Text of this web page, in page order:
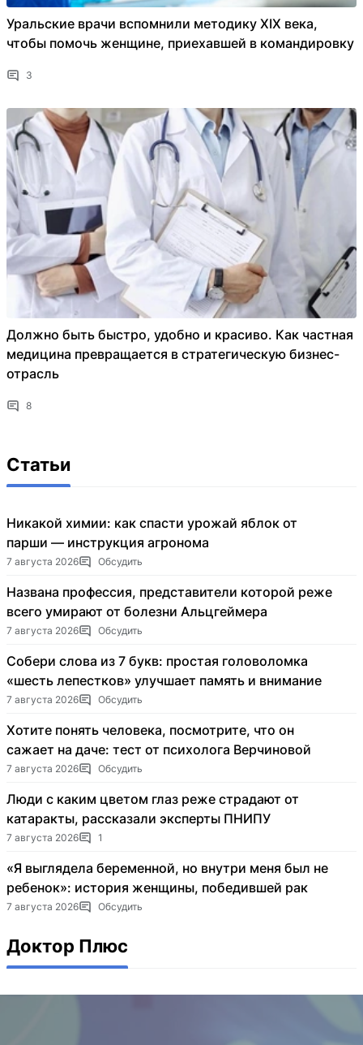
Уральские врачи вспомнили методику XIX века,
чтобы помочь женщине, приехавшей в командировку
3
Должно быть быстро, удобно и красиво. Как частная
медицина превращается в стратегическую бизнес-
отрасль
8
Статьи
Никакой химии: как спасти урожай яблок от
парши — инструкция агронома
7 августа 2026 Обсудить
Названа профессия, представители которой реже
всего умирают от болезни Альцгеймера
7 августа 2026 Обсудить
Собери слова из 7 букв: простая головоломка
«шесть лепестков» улучшает память и внимание
7 августа 2026 Обсудить
Хотите понять человека, посмотрите, что он
сажает на даче: тест от психолога Верчиновой
7 августа 2026 Обсудить
Люди с каким цветом глаз реже страдают от
катаракты, рассказали эксперты ПНИПУ
7 августа 2026 1
«Я выглядела беременной, но внутри меня был не
ребенок»: история женщины, победившей рак
7 августа 2026 Обсудить
Доктор Плюс